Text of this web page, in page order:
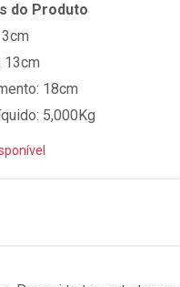
do Produto
13cm
18cm
5,000Kg